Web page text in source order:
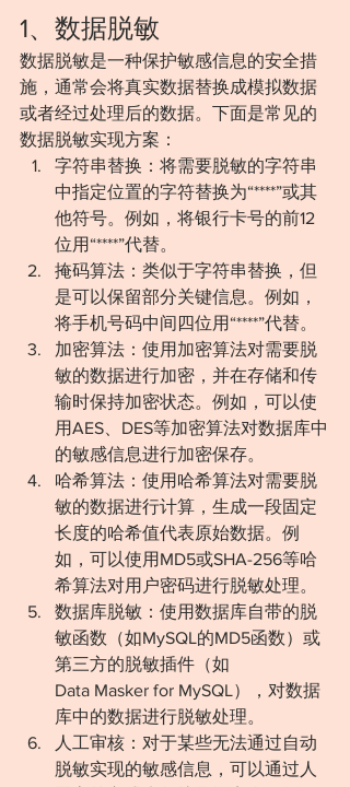
1、数据脱敏
数据脱敏是一种保护敏感信息的安全措
施，通常会将真实数据替换成模拟数据
或者经过处理后的数据。下面是常见的
数据脱敏实现方案：
字符串替换：将需要脱敏的字符串
中指定位置的字符替换为“****”或其
他符号。例如，将银行卡号的前12
位用“****”代替。
掩码算法：类似于字符串替换，但
是可以保留部分关键信息。例如，
将手机号码中间四位用“****”代替。
加密算法：使用加密算法对需要脱
敏的数据进行加密，并在存储和传
输时保持加密状态。例如，可以使
用AES、DES等加密算法对数据库中
的敏感信息进行加密保存。
哈希算法：使用哈希算法对需要脱
敏的数据进行计算，生成一段固定
长度的哈希值代表原始数据。例
如，可以使用MD5或SHA-256等哈
希算法对用户密码进行脱敏处理。
数据库脱敏：使用数据库自带的脱
敏函数（如MySQL的MD5函数）或
第三方的脱敏插件（如
Data Masker for MySQL），对数据
库中的数据进行脱敏处理。
人工审核：对于某些无法通过自动
脱敏实现的敏感信息，可以通过人